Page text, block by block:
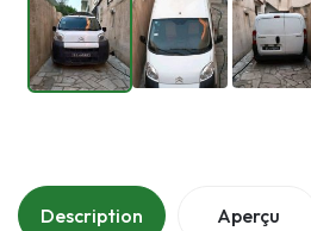
Description Aperçu